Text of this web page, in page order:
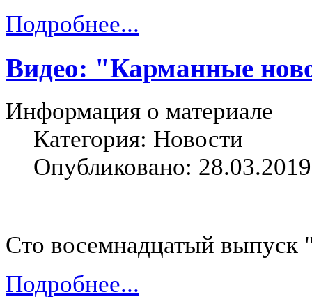
Подробнее...
Видео: "Карманные
Информация о материале
Категория: Новости
Опубликовано:
Сто восемнадцатый
Подробнее...